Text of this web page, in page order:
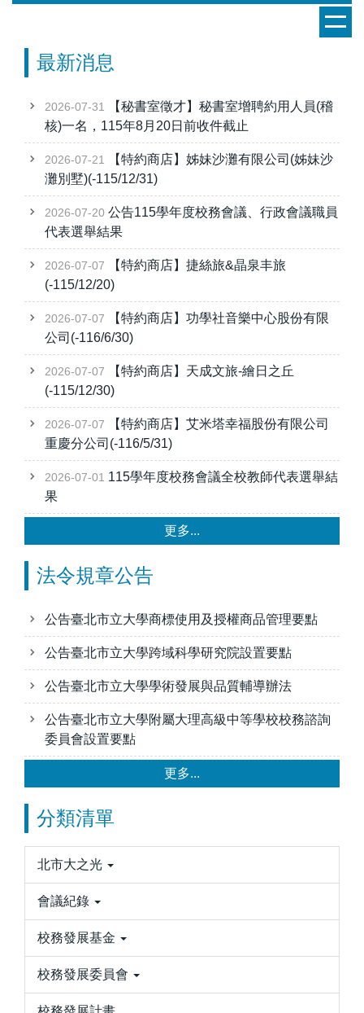
最新消息
2026-07-31
【秘書室徵才】秘書室增聘約用人員(稽
核)一名，115年8月20日前收件截止
2026-07-21
【特約商店】姊妹沙灘有限公司(姊妹沙
灘別墅)(-115/12/31)
2026-07-20 公告115學年度校務會議、行政會議職員
代表選舉結果
2026-07-07
【特約商店】捷絲旅&晶泉丰旅
(-115/12/20)
2026-07-07
【特約商店】功學社音樂中心股份有限
公司(-116/6/30)
2026-07-07
【特約商店】天成文旅-繪日之丘
(-115/12/30)
2026-07-07
【特約商店】艾米塔幸福股份有限公司
重慶分公司(-116/5/31)
2026-07-01 115學年度校務會議全校教師代表選舉結
果
更多...
法令規章公告
公告臺北市立大學商標使用及授權商品管理要點
公告臺北市立大學跨域科學研究院設置要點
公告臺北市立大學學術發展與品質輔導辦法
公告臺北市立大學附屬大理高級中等學校校務諮詢
委員會設置要點
更多...
分類清單
北市大之光
會議紀錄
校務發展基金
校務發展委員會